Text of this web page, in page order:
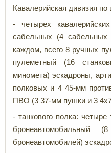
Кавалерийская дивизия по
- четырех
сабельных (4
каждом, всего 8 ручных
пулеметный (16
миномета) эскадроны,
полковых и 4 45-мм
ПВО (3 37-мм пушки и 3
- танкового полка:
бронеавтомобилей)